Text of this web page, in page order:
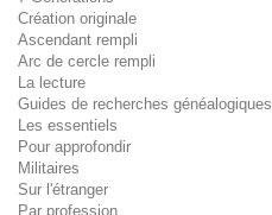
Création originale
Ascendant rempli
Arc de cercle rempli
La lecture
Guides de recherches généalogiques
Les essentiels
Pour approfondir
Militaires
Sur l'étranger
Par profession